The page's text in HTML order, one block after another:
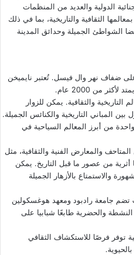
الدولية والعديد من المنظمات
الثقافية والتاريخية، بما في ذلك
الشواطئ الجميلة وحدائق المدينة
ضفاف نهر وال فيسل. تُعتبر نايميخن
من 2000 عام.
والثقافية. يمكن للزوار
المباني التاريخية والكنائس الجميلة.
من أبرز المعالم السياحية في
والمعارض الفنية والثقافية، مثل
من عصور ما قبل التاريخ. يمكن
والاستمتاع بالأزهار الجميلة
تضم جامعة رادبود ومعهد هوغسكولين
النشطة والحضرية طابعًا شبابيا على
توفر فرصًا للاستكشاف الثقافي